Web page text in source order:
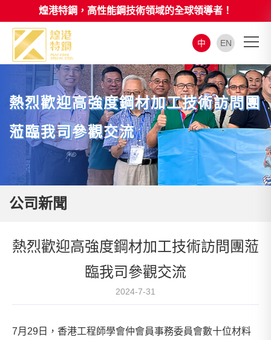
煌港特鋼，高性能鋼技術領域的全球領導者！
中 EN
熱烈歡迎高強度鋼材加工技術訪問團
蒞臨我司參觀交流
公司新聞
熱烈歡迎高強度鋼材加工技術訪問團蒞
臨我司參觀交流
2024-7-31
7月29日，香港工程師學會仲會員事務委員會數十位材料